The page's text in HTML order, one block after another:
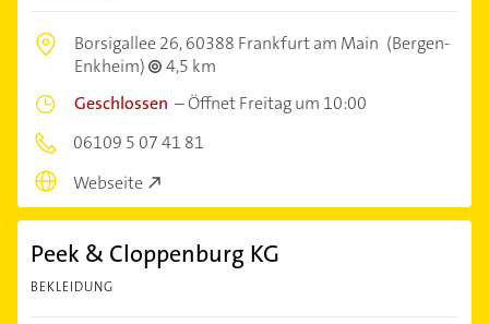
Borsigallee 26,60388 Frankfurt am Main (Bergen-
Enkheim)
4,5 km
Geschlossen –Öffnet Freitag um 10:00
06109 5 07 41 81
Webseite
Peek & Cloppenburg KG
BEKLEIDUNG